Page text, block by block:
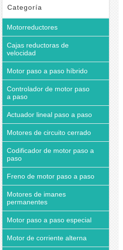
motor paso a paso Nema 42 de 1,8 grados y
Categoría
Motorreductores
Cajas reductoras de
velocidad
Motor paso a paso híbrido
Controlador de motor paso
a paso
Actuador lineal paso a paso
Motores de circuito cerrado
Codificador de motor paso a
paso
Freno de motor paso a paso
Motores de imanes
permanentes
Motor paso a paso especial
Motor de corriente alterna